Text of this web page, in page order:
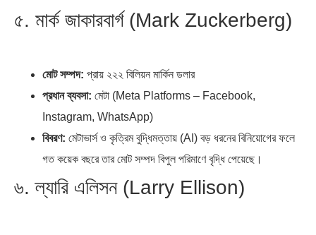
৫. মার্ক জাকারবার্গ (Mark Zuckerberg)
মোট সম্পদ: প্রায় ২২২ বিলিয়ন মার্কিন ডলার
প্রধান ব্যবসা: মেটা (Meta Platforms – Facebook,
Instagram, WhatsApp)
বিবরণ: মেটাভার্স ও কৃত্রিম বুদ্ধিমত্তায় (AI) বড় ধরনের বিনিয়োগের ফলে
গত কয়েক বছরে তার মোট সম্পদ বিপুল পরিমাণে বৃদ্ধি পেয়েছে।
৬. ল্যারি এলিসন (Larry Ellison)